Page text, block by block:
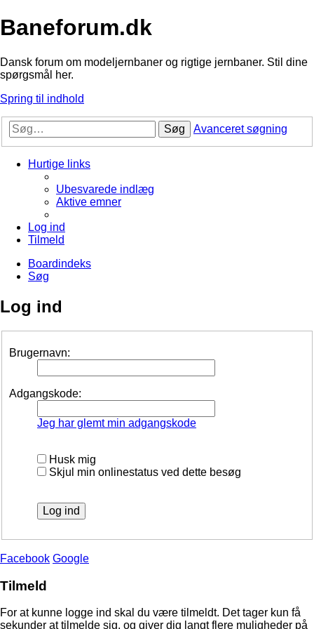
Baneforum.dk
Dansk forum om modeljernbaner og rigtige jernbaner. Stil dine
spørgsmål her.
Spring til indhold
Søg Avanceret søgning
Hurtige links
Ubesvarede indlæg
Aktive emner
Log ind
Tilmeld
Boardindeks
Søg
Log ind
Brugernavn:
Adgangskode:
Jeg har glemt min adgangskode
Husk mig
Skjul min onlinestatus ved dette besøg
Facebook Google
Tilmeld
For at kunne logge ind skal du være tilmeldt. Det tager kun få
sekunder at tilmelde sig, og giver dig langt flere muligheder på